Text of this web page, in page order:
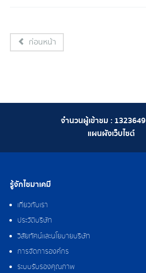
ก่อนหน้า
จำนวนผู้เข้าชม : 1323649
แผนผังเว็บไซต์
รู้จักไซมาเคมี
เกี่ยวกับเรา
ประวัติบริษัท
วิสัยทัศน์และนโยบายบริษัท
การจัดการองค์กร
ระบบรับรองคุณภาพ